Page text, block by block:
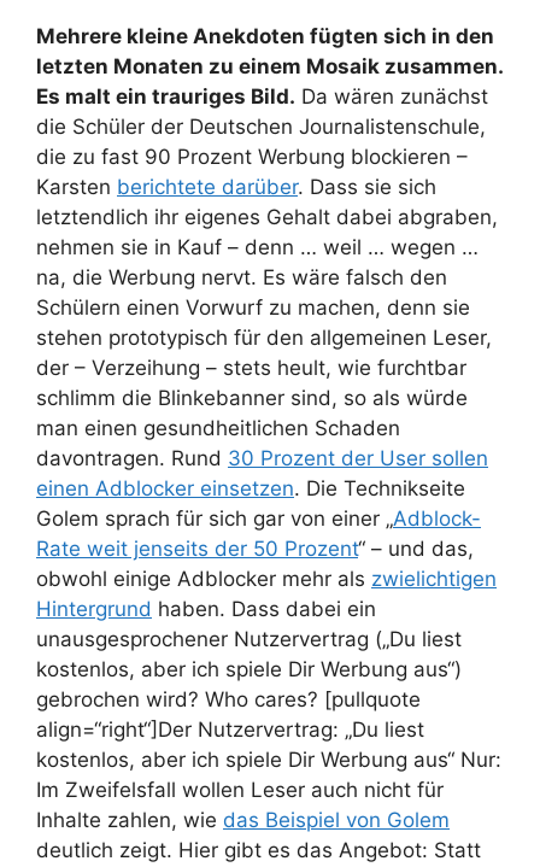
Mehrere kleine Anekdoten fügten sich in den
letzten Monaten zu einem Mosaik zusammen.
Es malt ein trauriges Bild. Da wären zunächst
die Schüler der Deutschen Journalistenschule,
die zu fast 90 Prozent Werbung blockieren –
Karsten berichtete darüber. Dass sie sich
letztendlich ihr eigenes Gehalt dabei abgraben,
nehmen sie in Kauf – denn … weil … wegen …
na, die Werbung nervt. Es wäre falsch den
Schülern einen Vorwurf zu machen, denn sie
stehen prototypisch für den allgemeinen Leser,
der – Verzeihung – stets heult, wie furchtbar
schlimm die Blinkebanner sind, so als würde
man einen gesundheitlichen Schaden
davontragen. Rund 30 Prozent der User sollen
einen Adblocker einsetzen. Die Technikseite
Golem sprach für sich gar von einer „Adblock-
Rate weit jenseits der 50 Prozent“ – und das,
obwohl einige Adblocker mehr als zwielichtigen
Hintergrund haben. Dass dabei ein
unausgesprochener Nutzervertrag („Du liest
kostenlos, aber ich spiele Dir Werbung aus“)
gebrochen wird? Who cares? [pullquote
align=“right“]Der Nutzervertrag: „Du liest
kostenlos, aber ich spiele Dir Werbung aus“ Nur:
Im Zweifelsfall wollen Leser auch nicht für
Inhalte zahlen, wie das Beispiel von Golem
deutlich zeigt. Hier gibt es das Angebot: Statt